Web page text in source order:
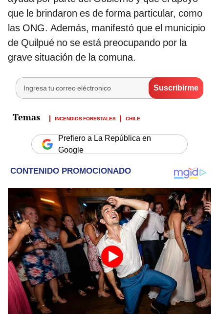
que le brindaron es de forma particular, como
las ONG. Además, manifestó que el municipio
de Quilpué no se está preocupando por la
grave situación de la comuna.
INCENDIOS FORESTALES CHILE
Prefiero a La República en
Google